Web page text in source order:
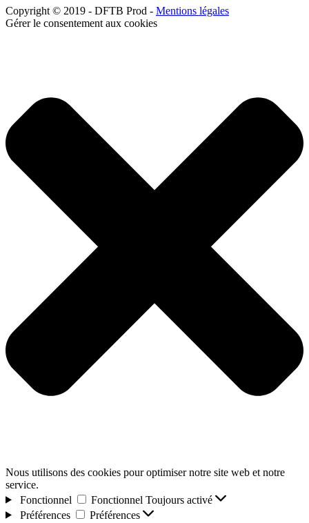
Copyright © 2019 - DFTB Prod - Mentions légales
Gérer le consentement aux cookies
Nous utilisons des cookies pour optimiser notre site web et notre
service.
Fonctionnel
Fonctionnel Toujours activé
Préférences
Préférences